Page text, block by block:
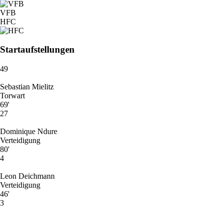
VFB
HFC
Startaufstellungen
49
Sebastian Mielitz
Torwart
69'
27
Dominique Ndure
Verteidigung
80'
4
Leon Deichmann
Verteidigung
46'
3